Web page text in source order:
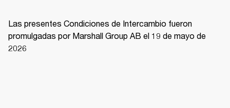
Las presentes Condiciones de Intercambio fueron
promulgadas por Marshall Group AB el 19 de mayo de
2026